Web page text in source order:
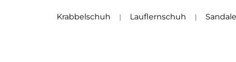
Krabbelschuh Lauflernschuh Sandale